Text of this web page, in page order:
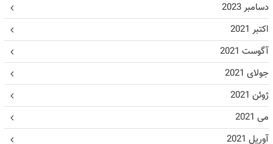
دسامبر 2023
اکتبر 2021
آگوست 2021
جولای 2021
ژوئن 2021
می 2021
آوریل 2021